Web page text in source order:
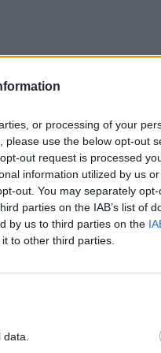
or processing of your
use the below opt-out
out request is processed
information utilized by us
out. You may separately
parties on the IAB’s list of
by us to third parties on the
to other third parties.
10–25%-át
lakásunk
érhetünk
Mivel az
a
képet
van, és fél nap